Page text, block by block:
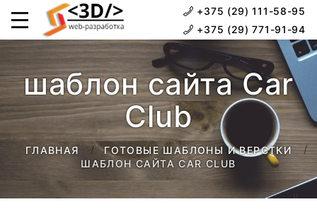
+375 (29) 111-58-95
+375 (29) 771-91-94
шаблон сайта Car
Club
ГЛАВНАЯ
ГОТОВЫЕ ШАБЛОНЫ И ВЕРСТКИ
ШАБЛОН САЙТА CAR CLUB